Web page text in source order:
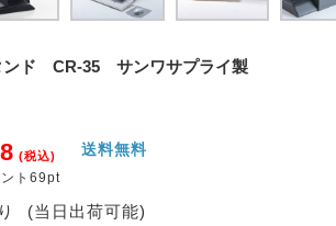
ンド CR-35 サンワサプライ製
(税込)
ト69pt
送料無料
(当日出荷可能)